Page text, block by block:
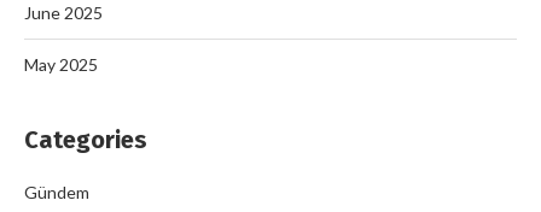
June 2025
May 2025
Categories
Gündem